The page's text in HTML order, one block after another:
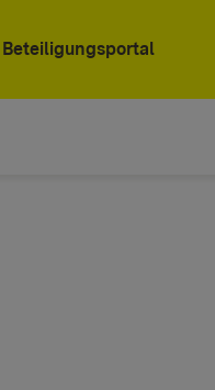
Beteiligungsportal